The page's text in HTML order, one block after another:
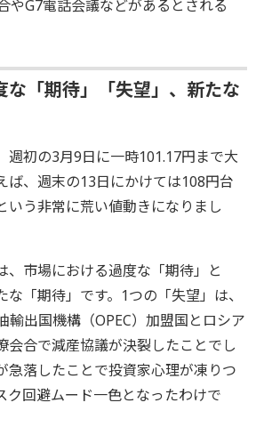
やG7電話会議などがあるとされる
な「期待」「失望」、新たな
週初の3月9日に一時101.17円まで大
ば、週末の13日にかけては108円台
いう非常に荒い値動きになりまし
、市場における過度な「期待」と
な「期待」です。1つの「失望」は、
輸出国機構（OPEC）加盟国とロシア
会合で減産協議が決裂したことでし
急落したことで投資家心理が凍りつ
ク回避ムード一色となったわけで